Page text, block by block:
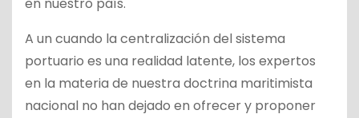
A un cuando la centralización del sistema
portuario es una realidad latente, los expertos
en la materia de nuestra doctrina maritimista
nacional no han dejado en ofrecer y proponer